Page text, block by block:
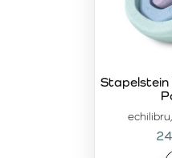
Stapelstein